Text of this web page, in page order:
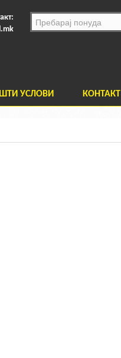
УСЛОВИ КОНТАКТ